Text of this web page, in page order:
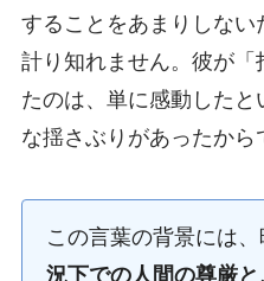
することをあまりしな
計り知れません。彼が「
たのは、単に感動した
な揺さぶりがあったから
この言葉の背景には、
況下での人間の尊厳